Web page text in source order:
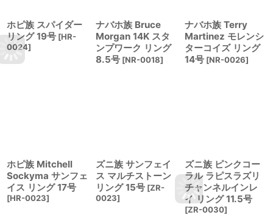
ホピ族 スパイダー
リング 19号 [HR-
0024]
ナバホ族 Bruce
Morgan 14K スタ
ンプワーク リング
8.5号 [NR-0018]
ナバホ族 Terry
Martinez モレンシ
ターコイズ リング
14号 [NR-0026]
ホピ族 Mitchell
Sockyma サンフェ
イス リング 17号
[HR-0023]
ズニ族 サンフェイ
ス マルチストーン
リング 15号 [ZR-
0023]
ズニ族 ピンクコー
ラル ラピスラズリ
チャンネルインレ
イ リング 11.5号
[ZR-0030]